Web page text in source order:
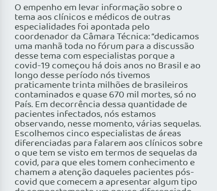
O empenho em levar informação sobre o
tema aos clínicos e médicos de outras
especialidades foi apontada pelo
coordenador da Câmara Técnica: “dedicamos
uma manhã toda no fórum para a discussão
desse tema com especialistas porque a
covid-19 começou há dois anos no Brasil e ao
longo desse período nós tivemos
praticamente trinta milhões de brasileiros
contaminados e quase 670 mil mortes, só no
País. Em decorrência dessa quantidade de
pacientes infectados, nós estamos
observando, nesse momento, várias sequelas.
Escolhemos cinco especialistas de áreas
diferenciadas para falarem aos clínicos sobre
o que tem se visto em termos de sequelas da
covid, para que eles tomem conhecimento e
chamem a atenção daqueles pacientes pós-
covid que comecem a apresentar algum tipo